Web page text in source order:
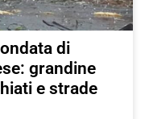
di
grandine
e strade